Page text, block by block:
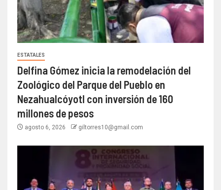
ESTATALES
Delfina Gómez inicia la remodelación del
Zoológico del Parque del Pueblo en
Nezahualcóyotl con inversión de 160
millones de pesos
agosto 6, 2026 giltorres10@gmail.com